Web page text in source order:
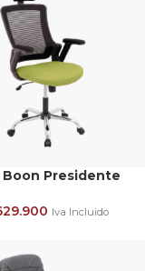
Boon Presidente
Iva Incluido